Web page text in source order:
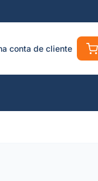
conta de cliente